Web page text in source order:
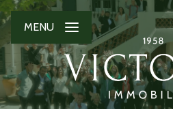
MENU